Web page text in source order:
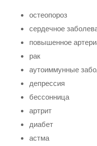
остеопороз
сердечное
повышенное
рак
аутоиммунные
депрессия
бессонница
артрит
диабет
астма